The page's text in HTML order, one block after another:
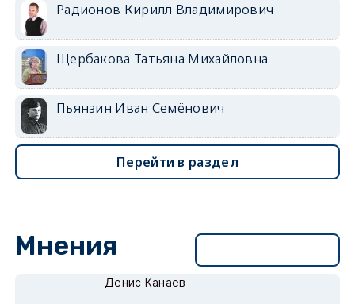
Радионов Кирилл Владимирович
Щербакова Татьяна Михайловна
Пьянзин Иван Семёнович
Перейти в раздел
Мнения
Денис Канаев